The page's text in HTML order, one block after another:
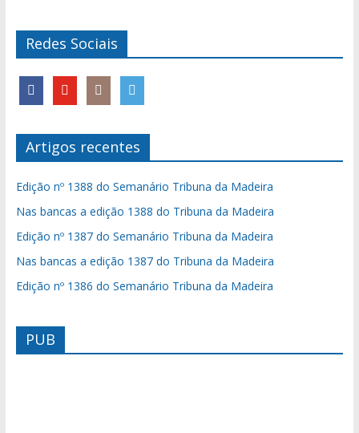
Redes Sociais
Artigos recentes
Edição nº 1388 do Semanário Tribuna da Madeira
Nas bancas a edição 1388 do Tribuna da Madeira
Edição nº 1387 do Semanário Tribuna da Madeira
Nas bancas a edição 1387 do Tribuna da Madeira
Edição nº 1386 do Semanário Tribuna da Madeira
PUB